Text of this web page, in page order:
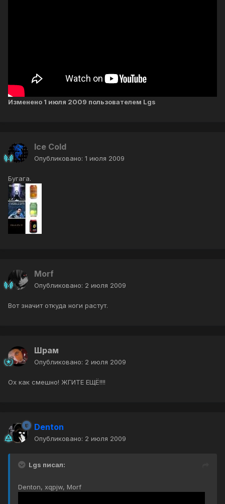
Изменено 1 июля 2009 пользователем Lgs
Ice Cold
Опубликовано: 1 июля 2009
Бугага.
Morf
Опубликовано: 2 июля 2009
Вот значит откуда ноги растут.
Шрам
Опубликовано: 2 июля 2009
Ох как смешно! ЖГИТЕ ЕЩЁ!!!!
Denton
Опубликовано: 2 июля 2009
Lgs писал:
Denton, xqpjw, Morf